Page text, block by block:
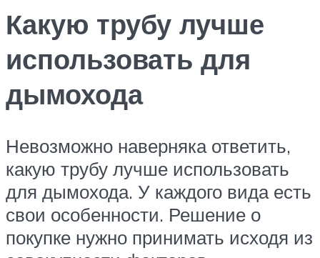
Какую трубу лучше
использовать для
дымохода
Невозможно наверняка ответить,
какую трубу лучше использовать
для дымохода. У каждого вида есть
свои особенности. Решение о
покупке нужно принимать исходя из